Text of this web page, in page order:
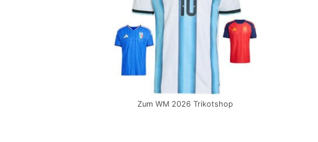
Zum WM 2026 Trikotshop